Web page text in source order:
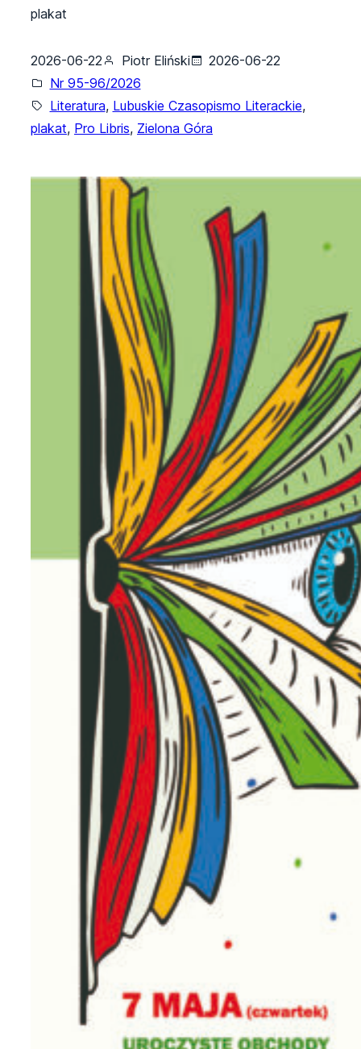
plakat
2026-06-22 Piotr Eliński
2026-06-22
Nr 95-96/2026
Literatura, Lubuskie Czasopismo Literackie,
plakat, Pro Libris, Zielona Góra